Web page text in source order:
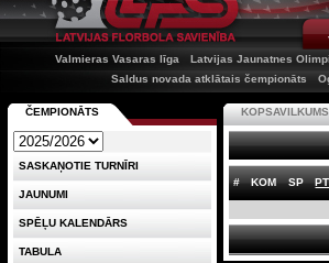
Valmieras Vasaras līga
Latvijas Jaunatnes
Saldus novada atklātais čempionāts
KOPSAVILKUMS
# KOM SP
ČEMPIONĀTS
SASKAŅOTIE TURNĪRI
JAUNUMI
SPĒĻU KALENDĀRS
TABULA